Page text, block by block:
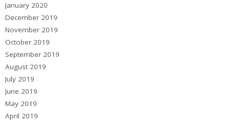
January 2020
December 2019
November 2019
October 2019
September 2019
August 2019
July 2019
June 2019
May 2019
April 2019